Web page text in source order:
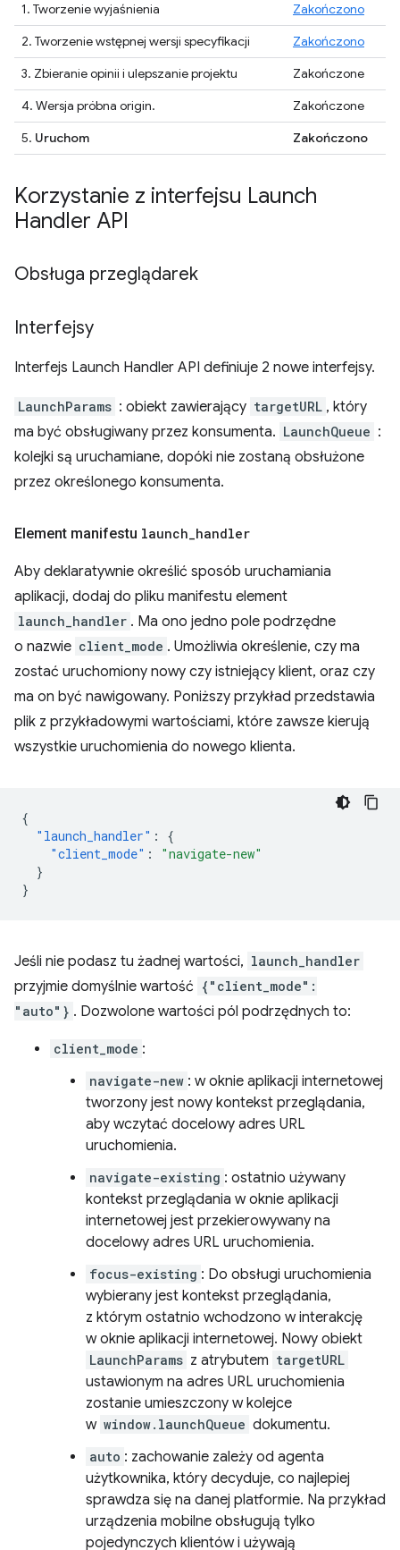
1. Tworzenie wyjaśnienia
Zakończono
2. Tworzenie wstępnej wersji specyfikacji
Zakończono
3. Zbieranie opinii i ulepszanie projektu
Zakończone
4. Wersja próbna origin.
Zakończone
5. Uruchom Zakończono
Korzystanie z interfejsu Launch
Handler API
Obsługa przeglądarek
Interfejsy
Interfejs Launch Handler API definiuje 2 nowe interfejsy.
LaunchParams : obiekt zawierający targetURL , który
ma być obsługiwany przez konsumenta. LaunchQueue :
kolejki są uruchamiane, dopóki nie zostaną obsłużone
przez określonego konsumenta.
Element manifestu launch_handler
Aby deklaratywnie określić sposób uruchamiania
aplikacji, dodaj do pliku manifestu element
launch_handler . Ma ono jedno pole podrzędne
o nazwie client_mode . Umożliwia określenie, czy ma
zostać uruchomiony nowy czy istniejący klient, oraz czy
ma on być nawigowany. Poniższy przykład przedstawia
plik z przykładowymi wartościami, które zawsze kierują
wszystkie uruchomienia do nowego klienta.
{
"launch_handler" :
{
"client_mode" :
"navigate-new"
}
}
Jeśli nie podasz tu żadnej wartości, launch_handler
przyjmie domyślnie wartość {"client_mode":
"auto"} . Dozwolone wartości pól podrzędnych to:
client_mode :
navigate-new : w oknie aplikacji internetowej
tworzony jest nowy kontekst przeglądania,
aby wczytać docelowy adres URL
uruchomienia.
navigate-existing : ostatnio używany
kontekst przeglądania w oknie aplikacji
internetowej jest przekierowywany na
docelowy adres URL uruchomienia.
focus-existing : Do obsługi uruchomienia
wybierany jest kontekst przeglądania,
z którym ostatnio wchodzono w interakcję
w oknie aplikacji internetowej. Nowy obiekt
LaunchParams z atrybutem targetURL
ustawionym na adres URL uruchomienia
zostanie umieszczony w kolejce
w window.launchQueue dokumentu.
auto : zachowanie zależy od agenta
użytkownika, który decyduje, co najlepiej
sprawdza się na danej platformie. Na przykład
urządzenia mobilne obsługują tylko
pojedynczych klientów i używają